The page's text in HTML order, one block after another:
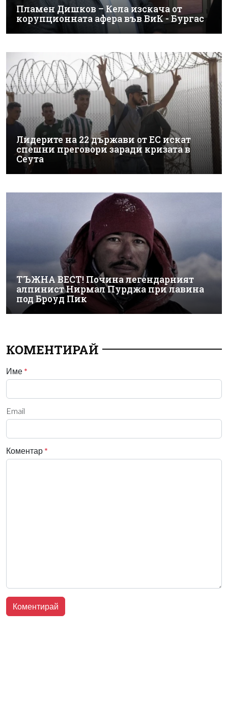
Пламен Дишков – Кела изскача от
корупционната афера във ВиК - Бургас
Лидерите на 22 държави от ЕС искат
спешни преговори заради кризата в
Сеута
ТЪЖНА ВЕСТ! Почина легендарният
алпинист Нирмал Пурджа при лавина
под Броуд Пик
КОМЕНТИРАЙ
Име *
Email
Коментар *